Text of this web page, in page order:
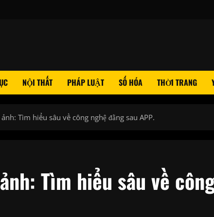
NỘI THẤT PHÁP LUẬT SỐ HÓA THỜI TRANG
Tìm hiểu sâu về công nghệ đằng sau APP.
Tìm hiểu sâu về